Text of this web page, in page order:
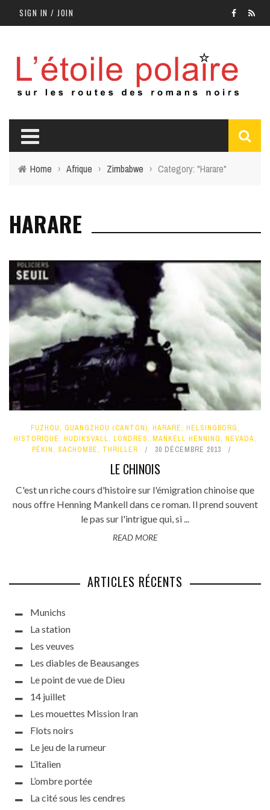
SIGN IN / JOIN
Home › Afrique › Zimbabwe › Category: "Harare"
HARARE
FUZHOU, GUANGZHOU (CANTON), HARARE, HELSINGBORG,
HISTORIQUE, HUDIKSVALL, LONDRES, MANKELL HENNING, NEVADA,
PÉKIN, SACHOMBE, THRILLER 30 DÉCEMBRE 2013
LE CHINOIS
C'est un riche cours d'histoire sur l'émigration chinoise que
nous offre Henning Mankell dans ce roman. Il prend souvent
le pas sur l'intrigue qui, si ...
READ MORE
ARTICLES RÉCENTS
Munichs
La station
Les veuves
Les diables de Beausanges
Le point de vue de Dieu
14 juillet
Les mouettes Mission Iran
Flots noirs
Le jeu de la rumeur
L’italien
L’ombre portée
La cité sous les cendres